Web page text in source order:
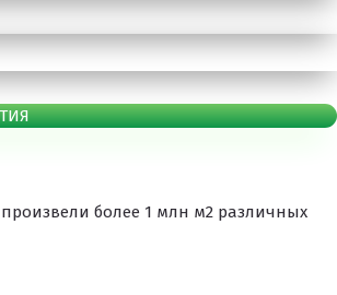
произвели более 1 млн м2 различных